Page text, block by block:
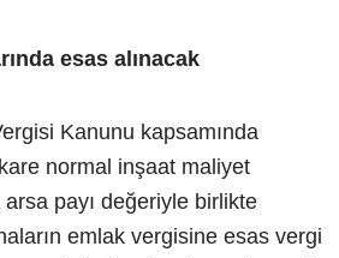
esas alınacak
Kanunu kapsamında
normal inşaat maliyet
payı değeriyle birlikte
emlak vergisine esas vergi